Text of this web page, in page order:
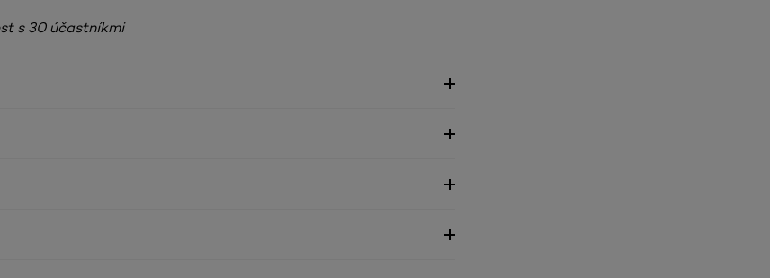
s 30 účastníkmi